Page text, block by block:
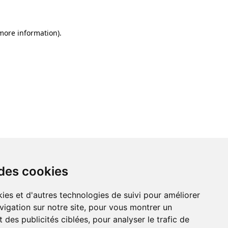
cookies
et d'autres technologies de suivi pour améliorer
sur notre site, pour vous montrer un
des publicités ciblées, pour analyser le trafic de
information).